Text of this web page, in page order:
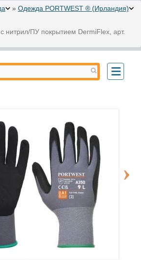
» Одежда PORTWEST ® (Ирландия)
нитрил/ПУ покрытием DermiFlex, арт.
Toggle